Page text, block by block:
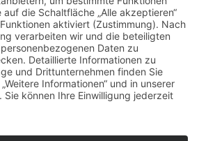
Österreich Schweiz